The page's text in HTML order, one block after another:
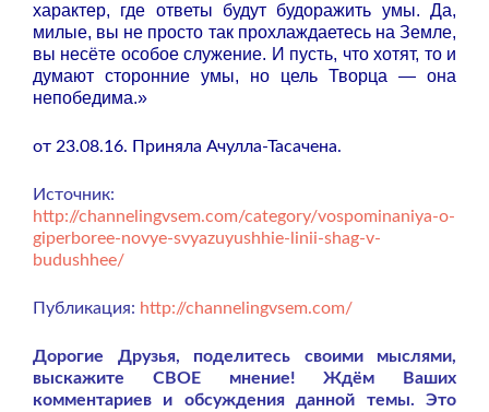
характер, где ответы будут будоражить умы. Да,
милые, вы не просто так прохлаждаетесь на Земле,
вы несёте особое служение. И пусть, что хотят, то и
думают сторонние умы, но цель Творца — она
непобедима.»
от 23.08.16. Приняла Ачулла-Тасачена.
Источник:
http://channelingvsem.com/category/vospominaniya-o-
giperboree-novye-svyazuyushhie-linii-shag-v-
budushhee/
Публикация: http://channelingvsem.com/
Дорогие Друзья, поделитесь своими мыслями,
выскажите СВОЕ мнение! Ждём Ваших
комментариев и обсуждения данной темы. Это